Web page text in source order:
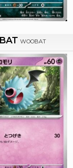
WOOBAT